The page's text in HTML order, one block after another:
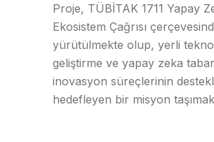
Proje, TÜBİTAK 1711 Yapay
Ekosistem Çağrısı
yürütülmekte olup, yerli
geliştirme ve yapay zeka
inovasyon süreçlerinin
hedefleyen bir misyon